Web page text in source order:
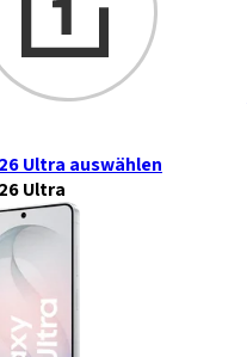
Ultra auswählen
Ultra